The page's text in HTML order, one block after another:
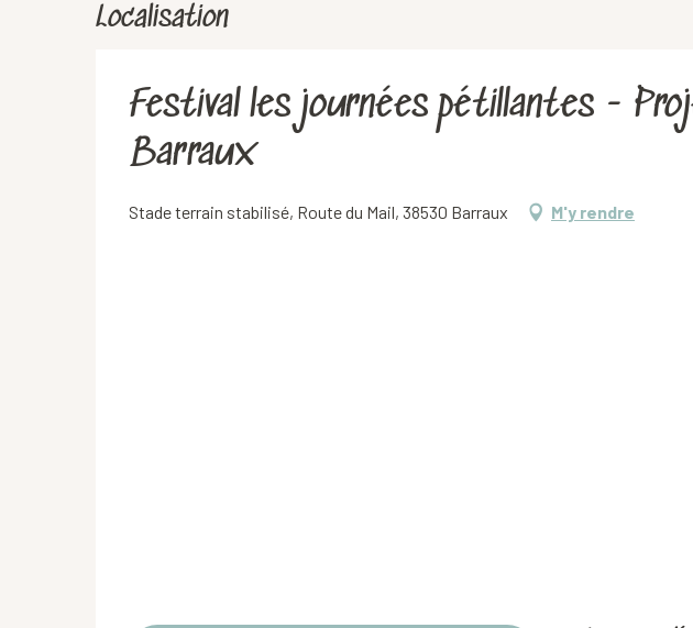
Localisation
Festival les journées pétillantes -
Barraux
Stade terrain stabilisé, Route du Mail, 38530 Barraux M'y rendre